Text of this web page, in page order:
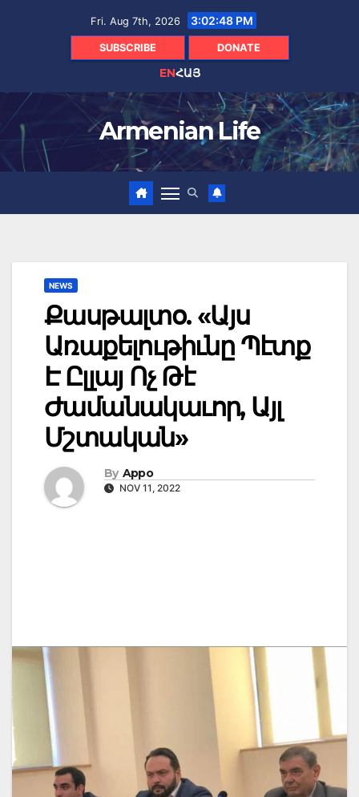
Fri. Aug 7th, 2026 3:02:49 PM
SUBSCRIBE DONATE
ENՀԱՅ
Armenian Life
NEWS
Քասթալտօ. «Այս
Առաքելութիւնը Պէտք
Է Ըլլայ Ոչ Թէ
Ժամանակաւոր, Այլ
Մշտական»
By Appo
NOV 11, 2022